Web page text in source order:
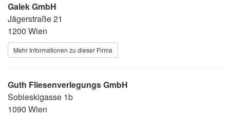
Galek GmbH
Jägerstraße 21
1200 Wien
Mehr Informationen zu dieser Firma
Guth Fliesenverlegungs GmbH
Sobieskigasse 1b
1090 Wien